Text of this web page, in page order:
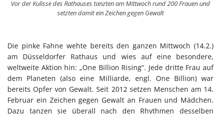
Vor der Kulisse des Rathauses tanzten am Mittwoch rund 200 Frauen und
setzten damit ein Zeichen gegen Gewalt
Die pinke Fahne wehte bereits den ganzen Mittwoch (14.2.)
am Düsseldorfer Rathaus und wies auf eine besondere,
weltweite Aktion hin: „One Billion Rising“. Jede dritte Frau auf
dem Planeten (also eine Milliarde, engl. One Billion) war
bereits Opfer von Gewalt. Seit 2012 setzen Menschen am 14.
Februar ein Zeichen gegen Gewalt an Frauen und Mädchen.
Dazu tanzen sie überall nach den Rhythmen desselben